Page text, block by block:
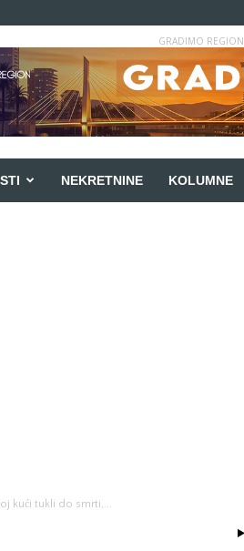
GRADIMO REGION
NEKRETNINE KOLUMNE
kući tukli do smrti,...